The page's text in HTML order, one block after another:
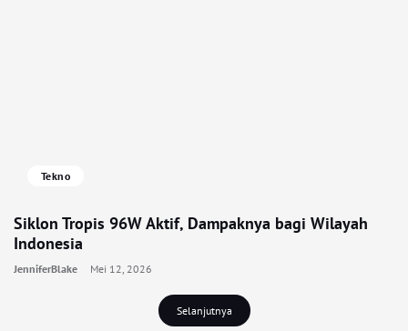
Tekno
Siklon Tropis 96W Aktif, Dampaknya bagi Wilayah
Indonesia
JenniferBlake Mei 12, 2026
Selanjutnya